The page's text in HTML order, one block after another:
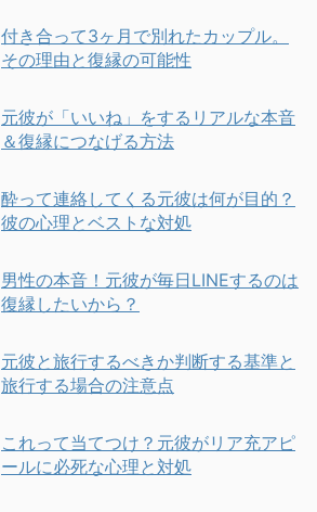
付き合って3ヶ月で別れたカップル。
その理由と復縁の可能性
元彼が「いいね」をするリアルな本音
＆復縁につなげる方法
酔って連絡してくる元彼は何が目的？
彼の心理とベストな対処
男性の本音！元彼が毎日LINEするのは
復縁したいから？
元彼と旅行するべきか判断する基準と
旅行する場合の注意点
これって当てつけ？元彼がリア充アピ
ールに必死な心理と対処